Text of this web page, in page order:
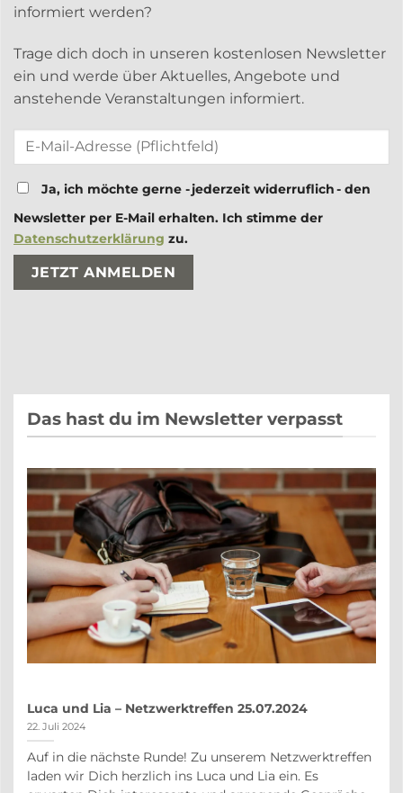
informiert werden?
Trage dich doch in unseren kostenlosen Newsletter
ein und werde über Aktuelles, Angebote und
anstehende Veranstaltungen informiert.
Ja, ich möchte gerne - jederzeit widerruflich - den
Newsletter per E-Mail erhalten. Ich stimme der
Datenschutzerklärung zu.
Das hast du im Newsletter verpasst
Luca und Lia – Netzwerktreffen 25.07.2024
22. Juli 2024
Auf in die nächste Runde! Zu unserem Netzwerktreffen
laden wir Dich herzlich ins Luca und Lia ein. Es